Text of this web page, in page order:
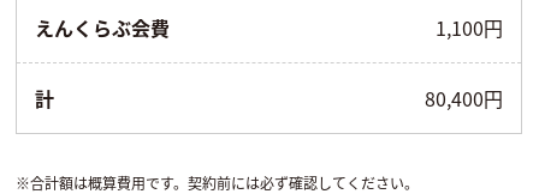
えんくらぶ会費
1,100円
計 80,400円
※合計額は概算費用です。契約前には必ず確認してください。